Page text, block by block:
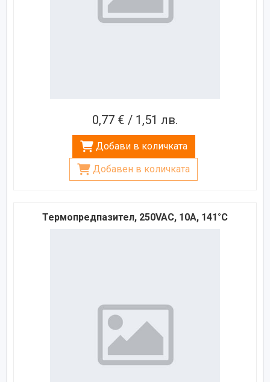
0,77 € / 1,51 лв.
Добави в количката
Добавен в количката
Термопредпазител, 250VAC, 10A, 141°C